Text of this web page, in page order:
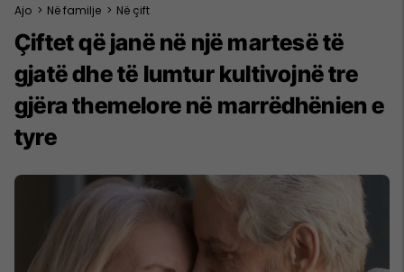
Ajo > Në familje > Në çift
Çiftet që janë në një martesë të
gjatë dhe të lumtur kultivojnë tre
gjëra themelore në marrëdhënien e
tyre